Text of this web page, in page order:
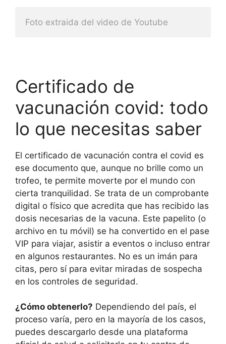
Foto extraida del video de Youtube
Certificado de
vacunación covid: todo
lo que necesitas saber
El certificado de vacunación contra el covid es
ese documento que, aunque no brille como un
trofeo, te permite moverte por el mundo con
cierta tranquilidad. Se trata de un comprobante
digital o físico que acredita que has recibido las
dosis necesarias de la vacuna. Este papelito (o
archivo en tu móvil) se ha convertido en el pase
VIP para viajar, asistir a eventos o incluso entrar
en algunos restaurantes. No es un imán para
citas, pero sí para evitar miradas de sospecha
en los controles de seguridad.
¿Cómo obtenerlo? Dependiendo del país, el
proceso varía, pero en la mayoría de los casos,
puedes descargarlo desde una plataforma